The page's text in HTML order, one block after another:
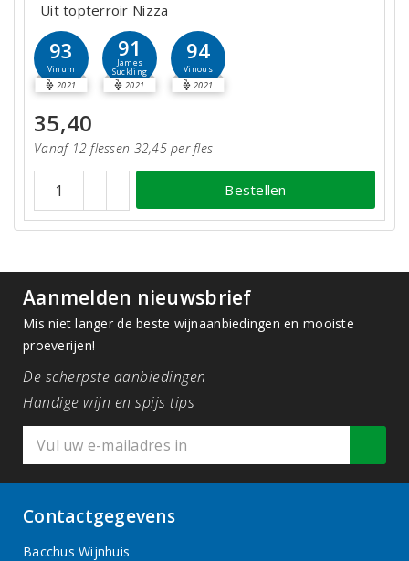
Uit topterroir Nizza
93
Vinum
2021
91
James
Suckling
2021
94
Vinous
2021
35,40
Vanaf 12 flessen 32,45 per fles
Bestellen
Aanmelden nieuwsbrief
Mis niet langer de beste wijnaanbiedingen en mooiste
proeverijen!
De scherpste aanbiedingen
Handige wijn en spijs tips
Contactgegevens
Bacchus Wijnhuis